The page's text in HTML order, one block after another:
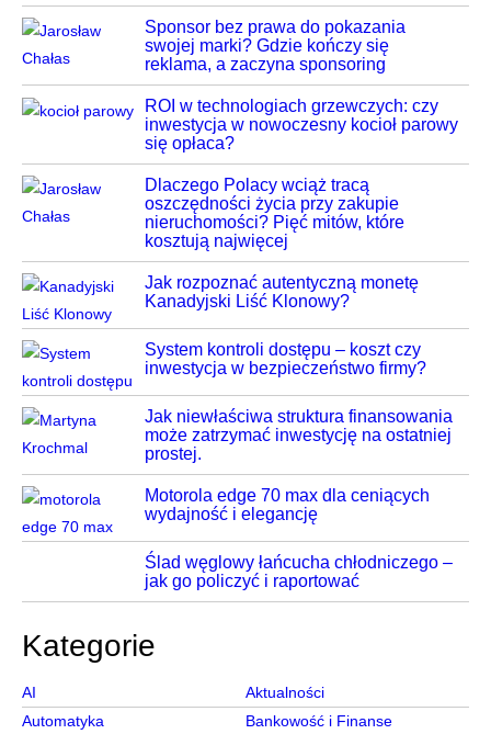
Sponsor bez prawa do pokazania
swojej marki? Gdzie kończy się
reklama, a zaczyna sponsoring
ROI w technologiach grzewczych: czy
inwestycja w nowoczesny kocioł parowy
się opłaca?
Dlaczego Polacy wciąż tracą
oszczędności życia przy zakupie
nieruchomości? Pięć mitów, które
kosztują najwięcej
Jak rozpoznać autentyczną monetę
Kanadyjski Liść Klonowy?
System kontroli dostępu – koszt czy
inwestycja w bezpieczeństwo firmy?
Jak niewłaściwa struktura finansowania
może zatrzymać inwestycję na ostatniej
prostej.
Motorola edge 70 max dla ceniących
wydajność i elegancję
Ślad węglowy łańcucha chłodniczego –
jak go policzyć i raportować
Kategorie
AI
Aktualności
Automatyka
Bankowość i Finanse